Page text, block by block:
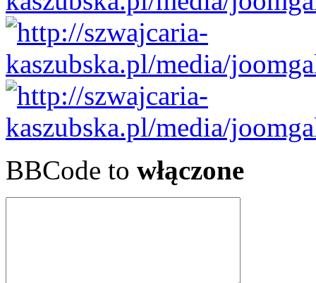
BBCode to włączone